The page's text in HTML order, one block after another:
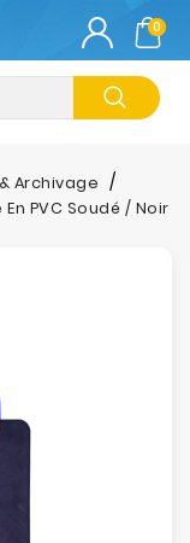
0
Archivage
PVC Soudé / Noir